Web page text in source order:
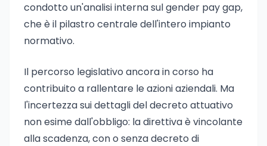
condotto un'analisi interna sul gender pay gap,
che è il pilastro centrale dell'intero impianto
normativo.
Il percorso legislativo ancora in corso ha
contribuito a rallentare le azioni aziendali. Ma
l'incertezza sui dettagli del decreto attuativo
non esime dall'obbligo: la direttiva è vincolante
alla scadenza, con o senza decreto di